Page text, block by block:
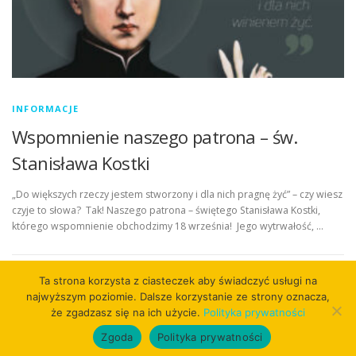
INFORMACJE
Wspomnienie naszego patrona – św.
Stanisława Kostki
„Do większych rzeczy jestem stworzony i dla nich pragnę żyć” – czy wiesz
czyje to słowa? Tak! Naszego patrona – świętego Stanisława Kostki,
którego wspomnienie obchodzimy 18 września! Jego wytrwałość, …
Copyright © 2026
Ta strona korzysta z ciasteczek aby świadczyć usługi na
najwyższym poziomie. Dalsze korzystanie ze strony oznacza,
że zgadzasz się na ich użycie. Polityka prywatności
Zgoda
Polityka prywatności